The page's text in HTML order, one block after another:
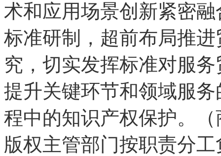
术和应用场景创新紧密
标准研制，超前布局推
究，切实发挥标准对服
提升关键环节和领域服
程中的知识产权保护。
版权主管部门按职责分